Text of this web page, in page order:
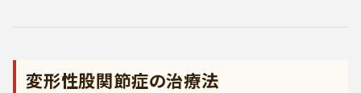
変形性股関節症の治療法